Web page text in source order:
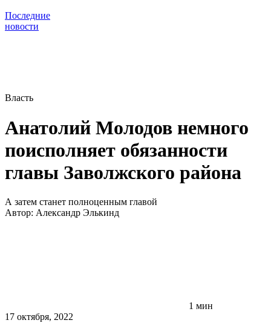
Последние
новости
Власть
Анатолий Молодов немного
поисполняет обязанности
главы Заволжского района
А затем станет полноценным главой
Автор: Александр Элькинд
1 мин
17 октября, 2022